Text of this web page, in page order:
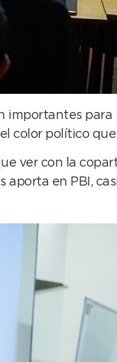
importantes para
color político que
ver con la
en PBI,